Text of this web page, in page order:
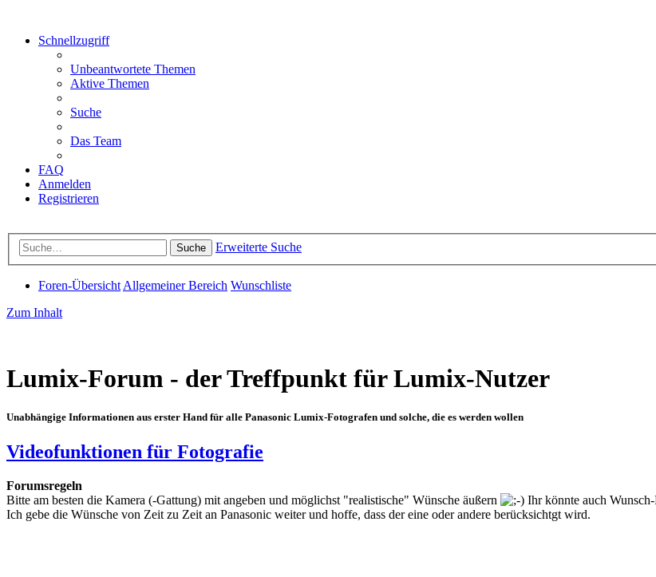
Schnellzugriff
Unbeantwortete Themen
Aktive Themen
Suche
Das Team
FAQ
Anmelden
Registrieren
Suche Erweiterte Suche
Foren-Übersicht Allgemeiner Bereich Wunschliste
Zum Inhalt
Lumix-Forum - der Treffpunkt für Lumix-Nutzer
Unabhängige Informationen aus erster Hand für alle Panasonic Lumix-Fotografen und solche, die es werden wollen
Videofunktionen für Fotografie
Forumsregeln
Bitte am besten die Kamera (-Gattung) mit angeben und möglichst "realistische" Wünsche äußern
Ihr könnte auch
Ich gebe die Wünsche von Zeit zu Zeit an Panasonic weiter und hoffe, dass der eine oder andere berücksichtgt wird.